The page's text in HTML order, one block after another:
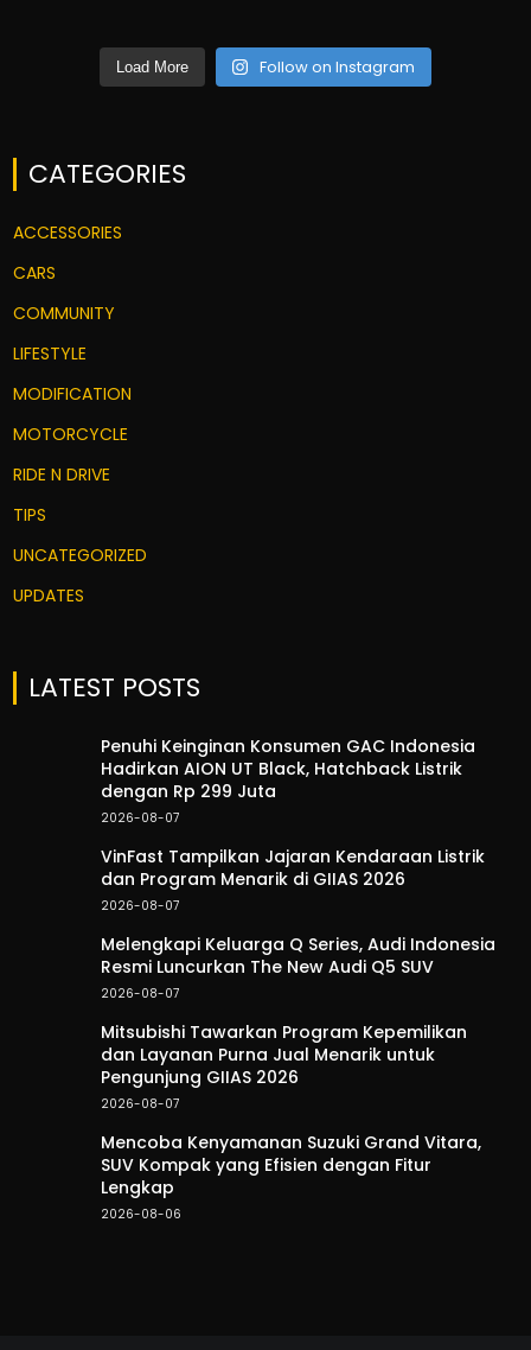
Load More Follow on Instagram
CATEGORIES
ACCESSORIES
CARS
COMMUNITY
LIFESTYLE
MODIFICATION
MOTORCYCLE
RIDE N DRIVE
TIPS
UNCATEGORIZED
UPDATES
LATEST POSTS
Penuhi Keinginan Konsumen GAC Indonesia
Hadirkan AION UT Black, Hatchback Listrik
dengan Rp 299 Juta
2026-08-07
VinFast Tampilkan Jajaran Kendaraan Listrik
dan Program Menarik di GIIAS 2026
2026-08-07
Melengkapi Keluarga Q Series, Audi Indonesia
Resmi Luncurkan The New Audi Q5 SUV
2026-08-07
Mitsubishi Tawarkan Program Kepemilikan
dan Layanan Purna Jual Menarik untuk
Pengunjung GIIAS 2026
2026-08-07
Mencoba Kenyamanan Suzuki Grand Vitara,
SUV Kompak yang Efisien dengan Fitur
Lengkap
2026-08-06